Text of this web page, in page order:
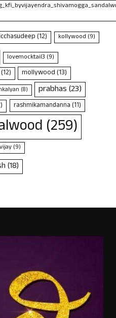
(12) kollywood (9)
lovemocktail3 (9)
(12) mollywood(13)
(8) prabhas(23)
rashmikamandanna(11)
(259)
(9)
(18)